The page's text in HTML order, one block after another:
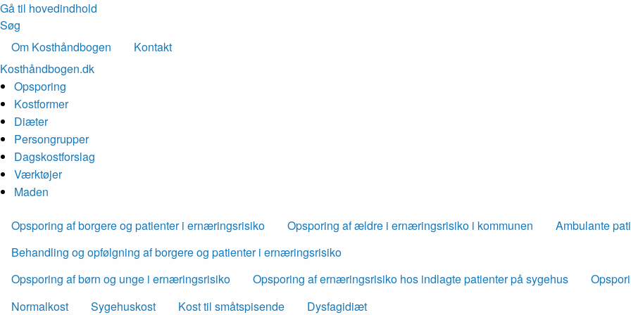
Gå til hovedindhold
Søg
Om Kosthåndbogen
Kontakt
Kosthåndbogen.dk
Opsporing
Kostformer
Diæter
Persongrupper
Dagskostforslag
Værktøjer
Maden
Opsporing af borgere og patienter i ernæringsrisiko Opsporing af ældre i ernæringsrisiko i kommunen
Ambulante
Behandling og opfølgning af borgere og patienter i ernæringsrisiko
Opsporing af børn og unge i ernæringsrisiko
Opsporing af ernæringsrisiko hos indlagte patienter på sygehus
Normalkost
Sygehuskost Kost til småtspisende Dysfagidiæt